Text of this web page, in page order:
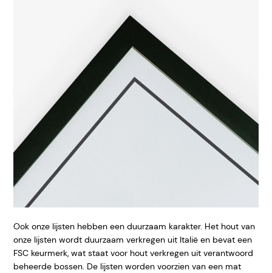
Ook onze lijsten hebben een duurzaam karakter. Het hout van
onze lijsten wordt duurzaam verkregen uit Italië en bevat een
FSC keurmerk, wat staat voor hout verkregen uit verantwoord
beheerde bossen. De lijsten worden voorzien van een mat